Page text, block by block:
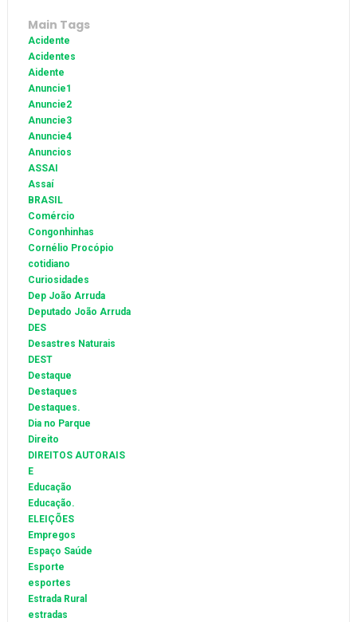
Main Tags
Acidente
Acidentes
Aidente
Anuncie1
Anuncie2
Anuncie3
Anuncie4
Anuncios
ASSAI
Assaí
BRASIL
Comércio
Congonhinhas
Cornélio Procópio
cotidiano
Curiosidades
Dep João Arruda
Deputado João Arruda
DES
Desastres Naturais
DEST
Destaque
Destaques
Destaques.
Dia no Parque
Direito
DIREITOS AUTORAIS
E
Educação
Educação.
ELEIÇÕES
Empregos
Espaço Saúde
Esporte
esportes
Estrada Rural
estradas